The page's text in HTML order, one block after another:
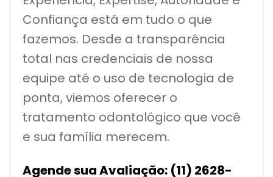
Confiança está em tudo o que
fazemos. Desde a transparência
total nas credenciais de nossa
equipe até o uso de tecnologia de
ponta, viemos oferecer o
tratamento odontológico que você
e sua família merecem.
Agende sua Avaliação: (11) 2628-